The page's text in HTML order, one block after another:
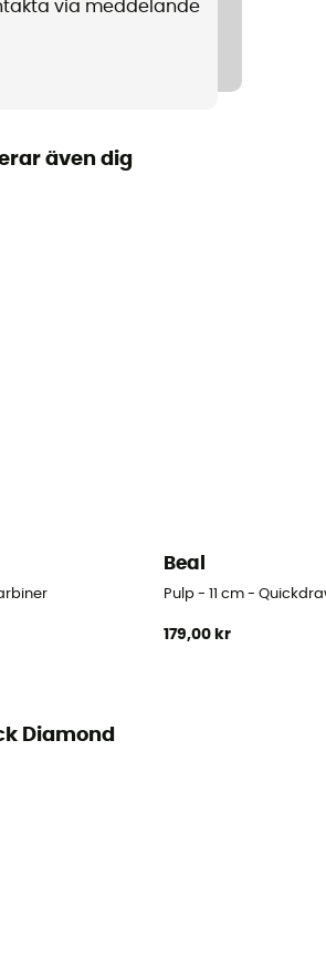
via meddelande
även dig
Beal
Pulp - 11 cm -
179,00 kr
Diamond